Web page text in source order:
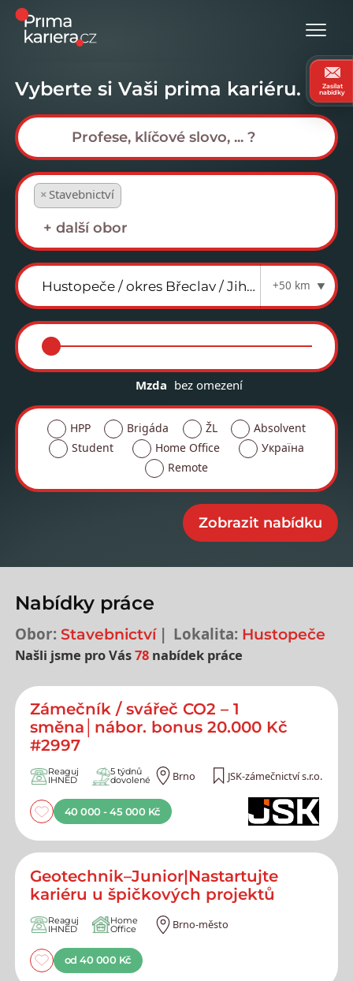
Vyberte si Vaši prima kariéru.
× Stavebnictví
+50 km
Mzda bez omezení
HPP Brigáda ŽL
Absolvent
Student
Home Office
Україна
Remote
Nabídky práce
Obor: Stavebnictví Lokalita: Hustopeče
Našli jsme pro Vás78 nabídek práce
Nejnovější nabídky práce
Zámečník / svářeč CO2 – 1
směna│nábor. bonus 20.000 Kč
#2997
Reaguj
IHNED
5 týdnů
dovolené Brno JSK-zámečnictví s.r.o.
40 000 - 45 000 Kč
Geotechnik–Junior|Nastartujte
kariéru u špičkových projektů
Reaguj
IHNED
Home
Office Brno-město
od 40 000 Kč
Zasílat
nabídky